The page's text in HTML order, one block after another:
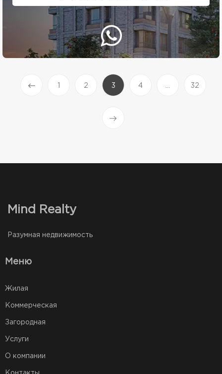
2 3(current)
4 32
Mind Realty
Разумная недвижимость
Меню
Жилая
Коммерческая
Загородная
Услуги
О компании
Контакты